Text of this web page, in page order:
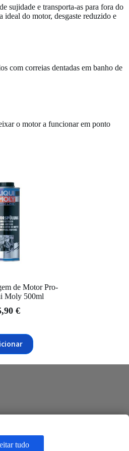
sujidade e transporta-as para fora do
do motor, desgaste reduzido e
com correias dentadas em banho de
o motor a funcionar em ponto
de Motor Pro-
Moly 500ml
€
tudo